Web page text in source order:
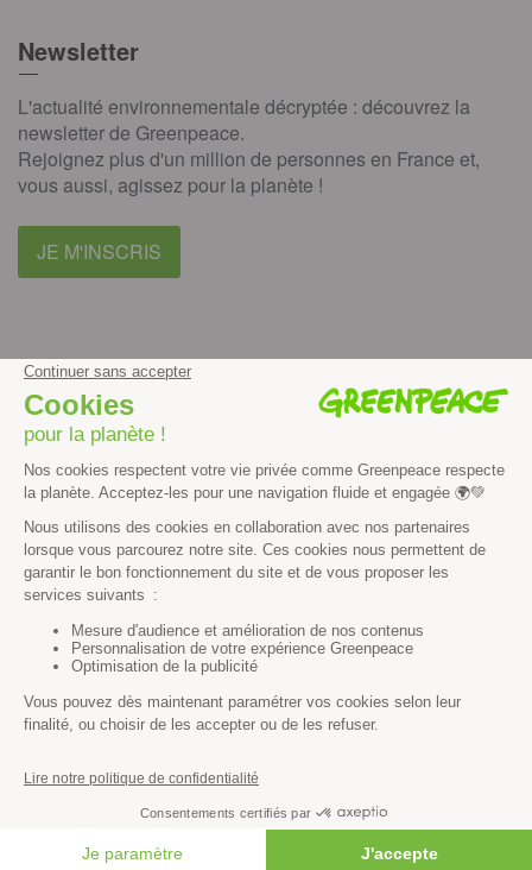
Newsletter
L'actualité environnementale décryptée : découvrez la
newsletter de Greenpeace.
Rejoignez plus d'un million de personnes en France et,
vous aussi, agissez pour la planète !
JE M'INSCRIS
instagramyoutube
Contenus et propriété intellectuelle
Mentions légales
Politique de confidentialité
Les autres sites de Greenpeace
dans le monde
Cliquez-ici pour modifier vos préférences en matière de cookies
Greenpeace
Tel : 01 80 96 96 96
© Greenpeace France 2026